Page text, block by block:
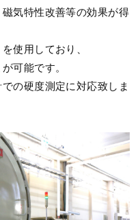
気特性改善等の効果が得
使用しており、
可能です。
の硬度測定に対応致しま